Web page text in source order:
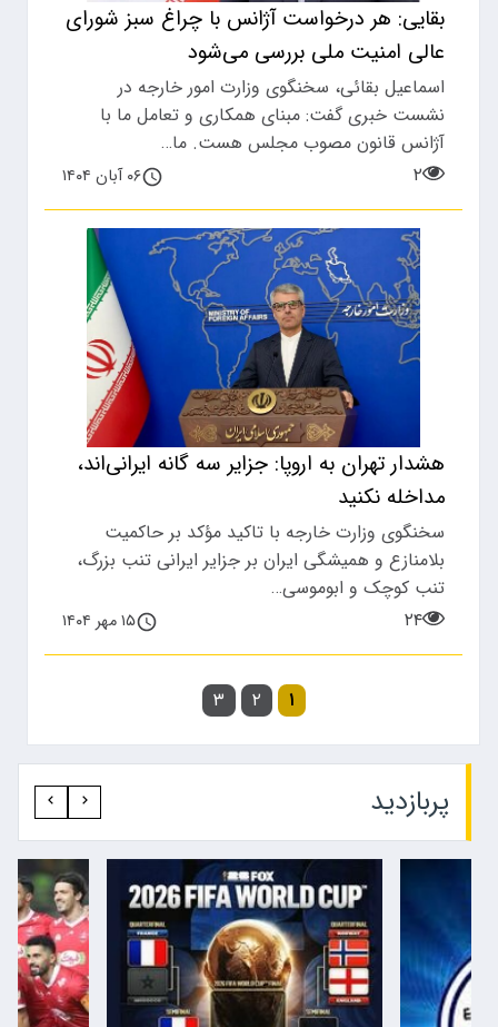
بقایی: هر درخواست آژانس با چراغ سبز شورای
عالی امنیت ملی بررسی می‌شود
اسماعیل بقائی، سخنگوی وزارت امور خارجه در
نشست خبری گفت: مبنای همکاری و تعامل ما با
آژانس قانون مصوب مجلس هست. ما…
۲
۰۶ آبان ۱۴۰۴
هشدار تهران به اروپا: جزایر سه گانه ایرانی‌اند،
مداخله نکنید
سخنگوی وزارت خارجه با تاکید مؤکد بر حاکمیت
بلامنازع و همیشگی ایران بر جزایر ایرانی تنب بزرگ،
تنب کوچک و ابوموسی…
۲۴
۱۵ مهر ۱۴۰۴
۱ ۲ ۳
پربازدید‍